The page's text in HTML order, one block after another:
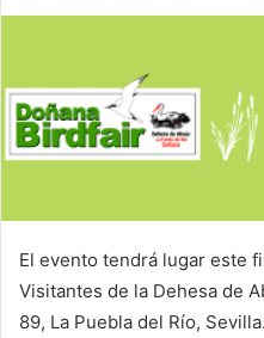
El evento tendrá lugar este
Visitantes de la Dehesa de
89, La Puebla del Río,